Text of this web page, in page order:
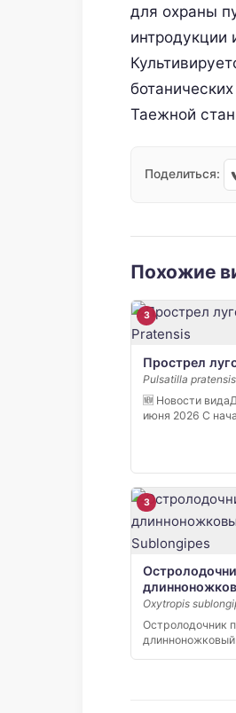
для охраны
интродукции
Таежной
Поделиться:
Похожие
3
Прострел
Pulsatilla pratensis
🆕 Новости
июня 2026 С
3
Oxytropis
Остролодочник